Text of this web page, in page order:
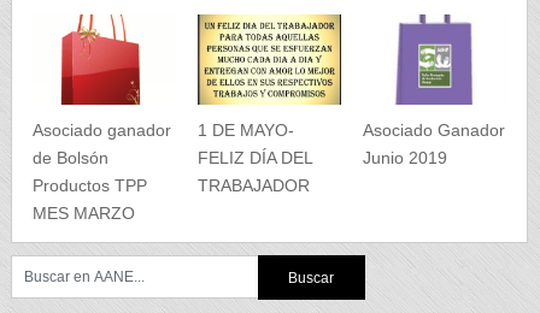
Asociado ganador
de Bolsón
Productos TPP
MES MARZO
1 DE MAYO-
FELIZ DÍA DEL
TRABAJADOR
Asociado Ganador
Junio 2019